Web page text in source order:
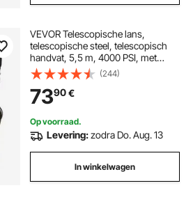
VEVOR Telescopische lans,
telescopische steel, telescopisch
handvat, 5,5 m, 4000 PSI, met
verlengstangen voor
hogedrukreiniger, dakgootreiniger,
borstelkop, 5 sproeikoppen,
adapter en verstelbare steunband
(244)
7390€
Op voorraad.
Levering:zodra Do. Aug. 13
In winkelwagen